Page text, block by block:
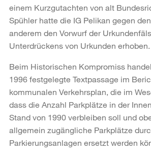
einem Kurzgutachten von alt
Spühler hatte die IG Pelikan gegen
anderem den Vorwurf der
Unterdrückens von Urkunden erhoben.
Beim Historischen Kompromiss
1996 festgelegte Textpassage im
kommunalen Verkehrsplan, die im
dass die Anzahl Parkplätze in der
Stand von 1990 verbleiben soll und
allgemein zugängliche Parkplätze
Parkierungsanlagen ersetzt werden